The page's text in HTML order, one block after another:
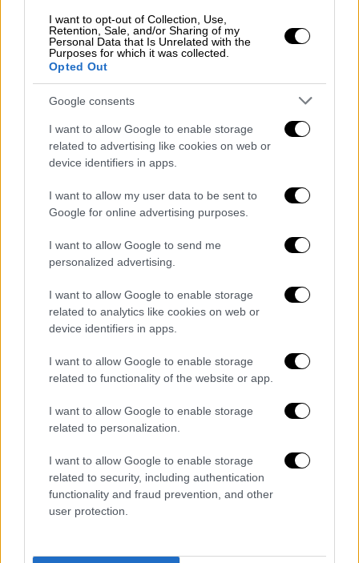
I want to opt-out of Collection, Use,
Retention, Sale, and/or Sharing of my
Personal Data that Is Unrelated with the
Purposes for which it was collected.
Opted Out
Google consents
I want to allow Google to enable storage
related to advertising like cookies on web or
device identifiers in apps.
I want to allow my user data to be sent to
Google for online advertising purposes.
I want to allow Google to send me
personalized advertising.
I want to allow Google to enable storage
related to analytics like cookies on web or
device identifiers in apps.
I want to allow Google to enable storage
related to functionality of the website or app.
I want to allow Google to enable storage
related to personalization.
I want to allow Google to enable storage
related to security, including authentication
functionality and fraud prevention, and other
user protection.
απεγκλωβισμό της οδηγού , καθώς και
ασθενοφόρο του ΕΚΑΒγια την παροχή
πρώτων βοηθειών. Η επιχείρηση διάσωσης
ολοκληρώθηκε έπειτα από λίγα λεπτά και η
τραυματίας διακομίστηκε στο νοσοκομείο
για περαιτέρω εξετάσεις.
Σύμφωνα με τις πληροφορίες, η οδηγός
παραβίασε την κλειστή μπάρα που
λειτουργούσε κανονικά στην διάβαση
στο απέναντι ρεύμα αντίστοιχα ένα άλλο
αυτοκίνητο είχε σταματήσει κανονικά.
Σύμφωνα με την ΕΛΑΣ σχηματίζεται
δικογραφία κατά της οδηγού.